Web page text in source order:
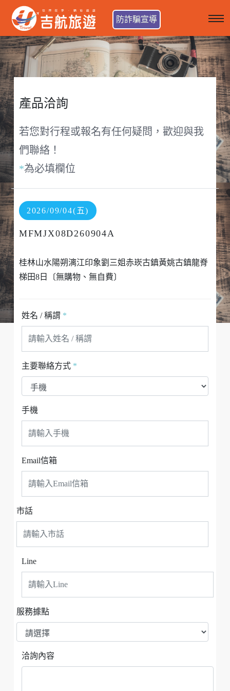
防詐騙宣導
產品洽詢
若您對行程或報名有任何疑問，歡迎與我
們聯絡！
*為必填欄位
2026/09/04(五)
MFMJX08D260904A
桂林山水陽朔漓江印象劉三姐赤崁古鎮黃姚古鎮龍脊
梯田8日〔無購物、無自費〕
姓名 / 稱謂 *
主要聯絡方式 *
手機
Email信箱
市話
Line
服務據點
洽詢內容